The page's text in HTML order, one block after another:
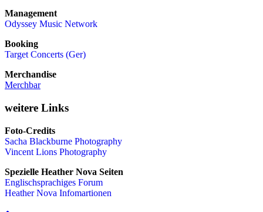
Management
Odyssey Music Network
Booking
Target Concerts (Ger)
Merchandise
Merchbar
weitere Links
Foto-Credits
Sacha Blackburne Photography
Vincent Lions Photography
Spezielle Heather Nova Seiten
Englischsprachiges Forum
Heather Nova Infomartionen